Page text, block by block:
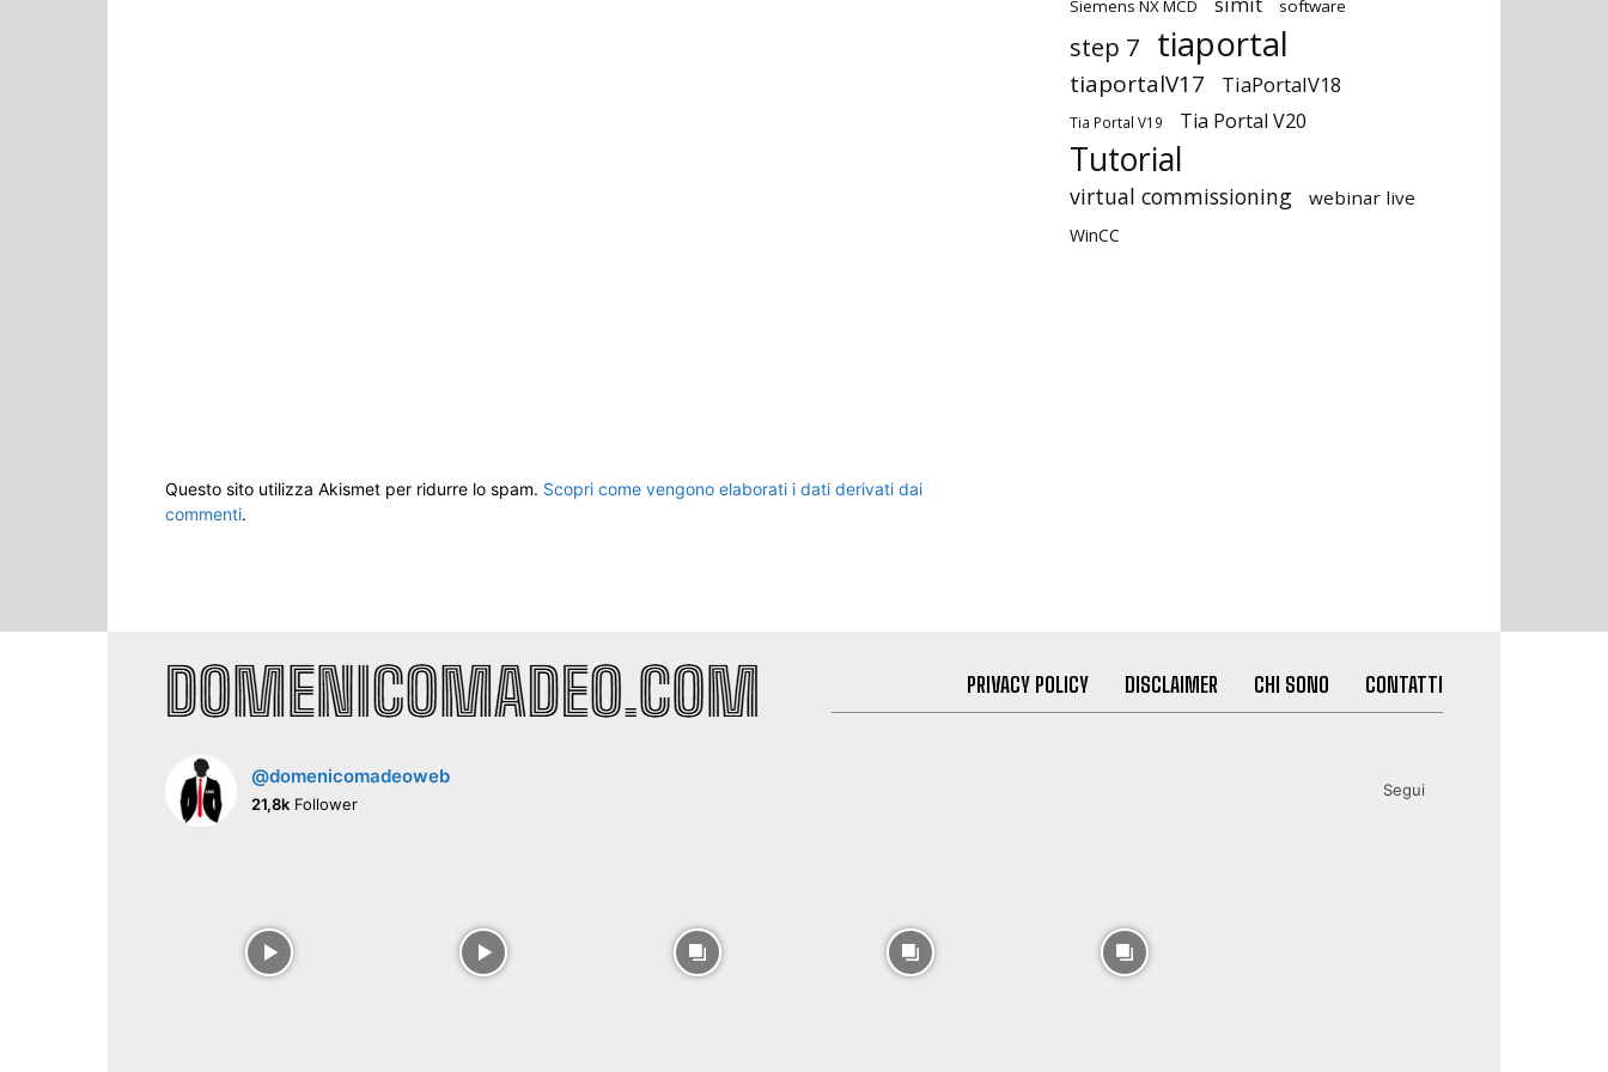
Questo sito utilizza Akismet per ridurre lo spam. Scopri come vengono elaborati i dati derivati dai
commenti.
Siemens NX MCD software
step 7 tiaportal
tiaportalV17 TiaPortalV18
Tia Portal V19 Tia Portal V20
Tutorial
virtual commissioning webinar live
WinCC
PRIVACY POLICY DISCLAIMER CHI SONO CONTATTI
@domenicomadeoweb
21,8k Follower
Segui